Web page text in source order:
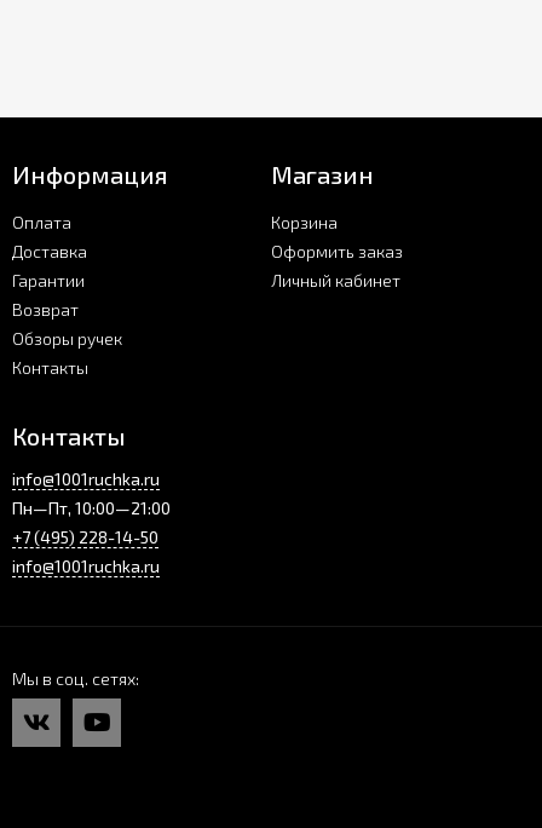
Информация
Оплата
Доставка
Гарантии
Возврат
Обзоры ручек
Контакты
Магазин
Корзина
Оформить заказ
Личный кабинет
Контакты
info@1001ruchka.ru
Пн—Пт, 10:00—21:00
+7 (495) 228-14-50
info@1001ruchka.ru
Мы в соц. сетях